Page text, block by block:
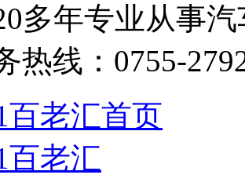
多年专业从事
热线： 0755-
百老汇首页
百老汇